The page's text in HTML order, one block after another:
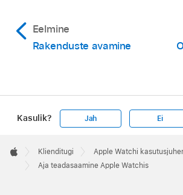
Eelmine
Rakenduste avamine
Kasulik? Jah Ei
Footer

Apple
Klienditugi
Apple Watchi
Aja teadasaamine Apple Watchis